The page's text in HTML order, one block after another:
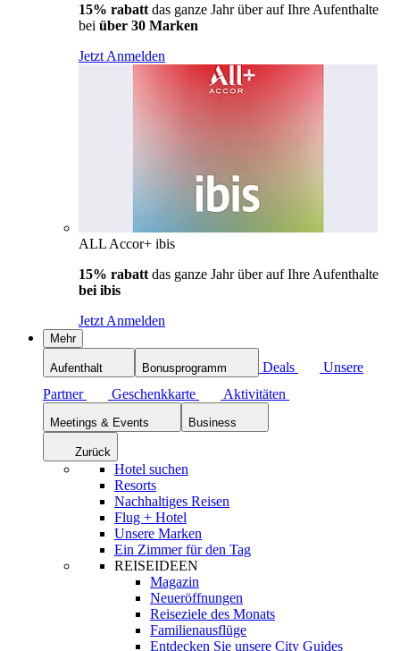
15% rabatt das ganze Jahr über auf Ihre Aufenthalte
bei über 30 Marken
Jetzt Anmelden
ALL Accor+ ibis
15% rabatt das ganze Jahr über auf Ihre Aufenthalte
bei ibis
Jetzt Anmelden
Mehr
Aufenthalt Bonusprogramm Deals
Unsere
Partner
Geschenkkarte Aktivitäten
Meetings & Events Business
Zurück
Hotel suchen
Resorts
Nachhaltiges Reisen
Flug + Hotel
Unsere Marken
Ein Zimmer für den Tag
REISEIDEEN
Magazin
Neueröffnungen
Reiseziele des Monats
Familienausflüge
Entdecken Sie unsere City Guides